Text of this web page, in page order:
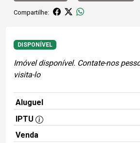
Compartilhe:
DISPONÍVEL
Imóvel disponível. Contate-nos
visita-lo
Aluguel
IPTU
Venda